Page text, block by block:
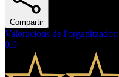
Compartir
Valoracions de l'organitzador:
0.0